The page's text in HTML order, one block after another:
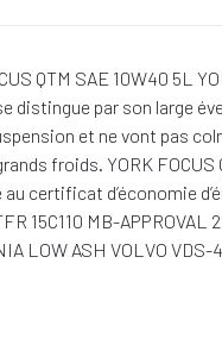
QTM SAE 10W40 5L
distingue par son large
et ne vont pas
froids. YORK
au certificat d’économie
15C110 MB-
LOW ASH VOLVO